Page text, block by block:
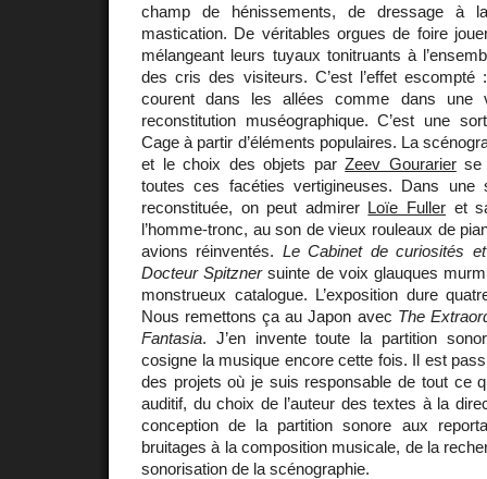
champ de hénissements, de dressage à
mastication. De véritables orgues de foire
mélangeant leurs tuyaux tonitruants à
des cris des visiteurs. C’est l’effet
courent dans les allées comme dans une
reconstitution muséographique. C’est une
Cage à partir d’éléments populaires. La
et le choix des objets parZeev Gourarierse
toutes ces facéties vertigineuses. Dans une
reconstituée, on peut admirer Loïe Fuller et
l’homme-tronc, au son de vieux rouleaux de
avions réinventés. Le Cabinet de curiosités
Docteur Spitznersuinte de voix glauques
monstrueux catalogue. L’exposition dure
Nous remettons ça au Japon avec The
Fantasia. J’en invente toute la partition
cosigne la musique encore cette fois. Il est
des projets où je suis responsable de tout ce
auditif, du choix de l’auteur des textes à la
conception de la partition sonore aux
bruitages à la composition musicale, de la
sonorisation de la scénographie.